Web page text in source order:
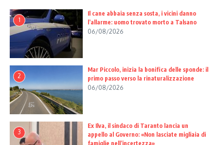
1
Il cane abbaia senza sosta, i vicini danno
l’allarme: uomo trovato morto a Talsano
06/08/2026
2
Mar Piccolo, inizia la bonifica delle sponde: il
primo passo verso la rinaturalizzazione
06/08/2026
3
Ex Ilva, il sindaco di Taranto lancia un
appello al Governo: «Non lasciate migliaia di
famiglie nell’incertezza»